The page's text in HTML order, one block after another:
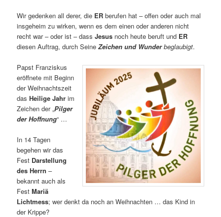
Wir gedenken all derer, die ER berufen hat – offen oder auch mal
insgeheim zu wirken, wenn es dem einen oder anderen nicht
recht war – oder ist – dassJesus noch heute beruft und ER
diesen Auftrag, durch Seine Zeichen und Wunder beglaubigt.
Papst Franziskus
eröffnete mit Beginn
der Weihnachtszeit
dasHeilige Jahr im
Zeichen der „Pilger
der Hoffnung“ …
In 14 Tagen
begehen wir das
Fest Darstellung
des Herrn –
bekannt auch als
FestMariä
Lichtmess; wer denkt da noch an Weihnachten … das Kind in
der Krippe?